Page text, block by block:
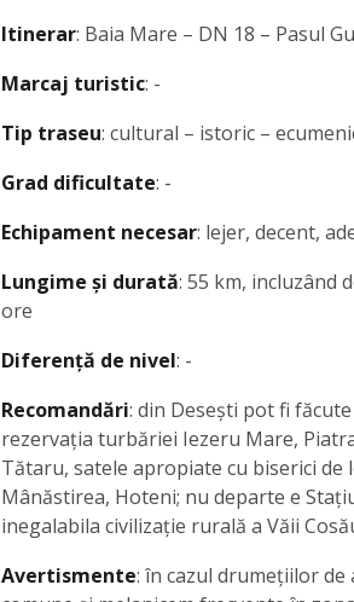
Itinerar: Baia Mare – DN 18 – Pasul
Marcaj turistic: -
Tip traseu: cultural – istoric –
Grad dificultate: -
Echipament necesar: lejer, decent,
Lungime și durată: 55 km, incluzând
ore
Diferență de nivel: -
Recomandări: din Desești pot fi
rezervația turbăriei Iezeru Mare,
Tătaru, satele apropiate cu biserici de
Mânăstirea, Hoteni; nu departe e
inegalabila civilizație rurală a Văii
Avertismente: în cazul drumețiilor